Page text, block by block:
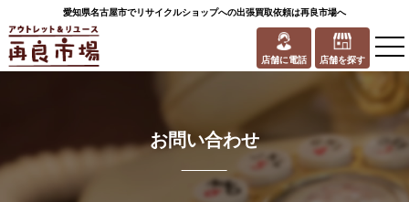
愛知県名古屋市でリサイクルショップへの出張買取依頼は再良市場へ
店舗に電話 店舗を探す
お問い合わせ